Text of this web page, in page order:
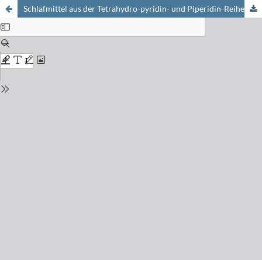
Schlafmittel aus der Tetrahydro-pyridin- und Piperidin-Reihe